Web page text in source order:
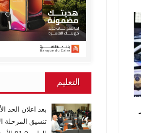
التعليم
بعد اعلان الحد